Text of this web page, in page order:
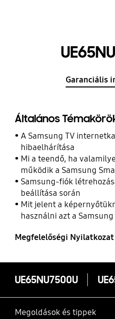
Garanciális
Általános
A Samsung TV
hibaelhárítása
Mi a teendő, ha
működik a Samsung
Samsung-fiók
beállítása során
Mit jelent a
használni azt a Samsung
Megfelelőségi
UE65NU7500U
Megoldások és tippek